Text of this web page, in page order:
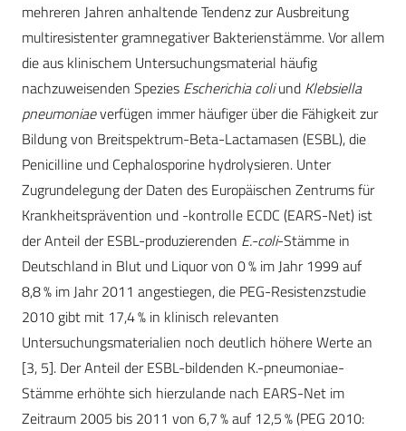
mehreren Jahren anhaltende Tendenz zur Ausbreitung
multiresistenter gramnegativer Bakterienstämme. Vor allem
die aus klinischem Untersuchungsmaterial häufig
nachzuweisenden Spezies Escherichia coliund Klebsiella
pneumoniaeverfügen immer häufiger über die Fähigkeit zur
Bildung von Breitspektrum-Beta-Lactamasen (ESBL), die
Penicilline und Cephalosporine hydrolysieren. Unter
Zugrundelegung der Daten des Europäischen Zentrums für
Krankheitsprävention und -kontrolle ECDC (EARS-Net) ist
der Anteil der ESBL-produzierenden E.-coli-Stämme in
Deutschland in Blut und Liquor von 0 % im Jahr 1999 auf
8,8 % im Jahr 2011 angestiegen, die PEG-Resistenzstudie
2010 gibt mit 17,4 % in klinisch relevanten
Untersuchungsmaterialien noch deutlich höhere Werte an
[3, 5]. Der Anteil der ESBL-bildenden K.-pneumoniae-
Stämme erhöhte sich hierzulande nach EARS-Net im
Zeitraum 2005 bis 2011 von 6,7 % auf 12,5 % (PEG 2010: